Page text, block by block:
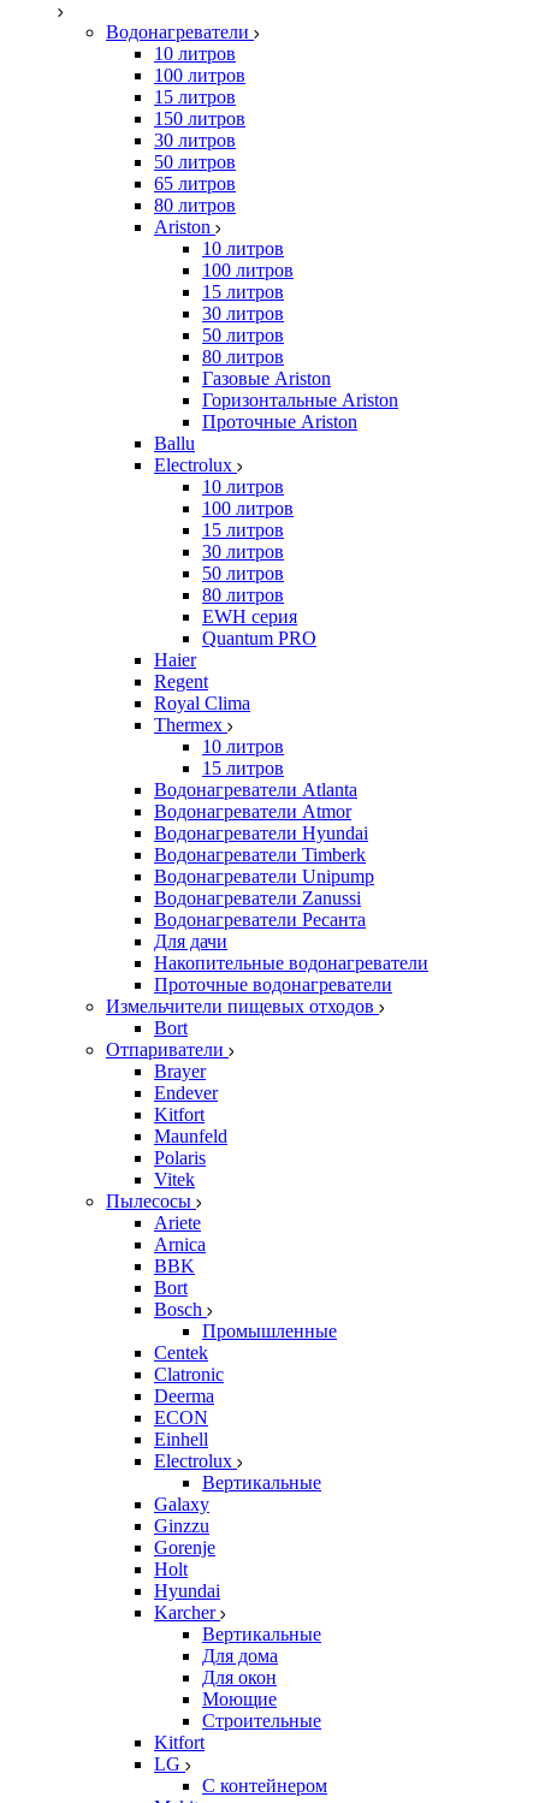
Водонагреватели
10 литров
100 литров
15 литров
150 литров
30 литров
50 литров
65 литров
80 литров
Ariston
10 литров
100 литров
15 литров
30 литров
50 литров
80 литров
Газовые Ariston
Горизонтальные Ariston
Проточные Ariston
Ballu
Electrolux
10 литров
100 литров
15 литров
30 литров
50 литров
80 литров
EWH серия
Quantum PRO
Haier
Regent
Royal Clima
Thermex
10 литров
15 литров
Водонагреватели Atlanta
Водонагреватели Atmor
Водонагреватели Hyundai
Водонагреватели Timberk
Водонагреватели Unipump
Водонагреватели Zanussi
Водонагреватели Ресанта
Для дачи
Накопительные водонагреватели
Проточные водонагреватели
Измельчители пищевых отходов
Bort
Отпариватели
Brayer
Endever
Kitfort
Maunfeld
Polaris
Vitek
Пылесосы
Ariete
Arnica
BBK
Bort
Bosch
Промышленные
Centek
Clatronic
Deerma
ECON
Einhell
Electrolux
Вертикальные
Galaxy
Ginzzu
Gorenje
Holt
Hyundai
Karcher
Вертикальные
Для дома
Для окон
Моющие
Строительные
Kitfort
LG
С контейнером